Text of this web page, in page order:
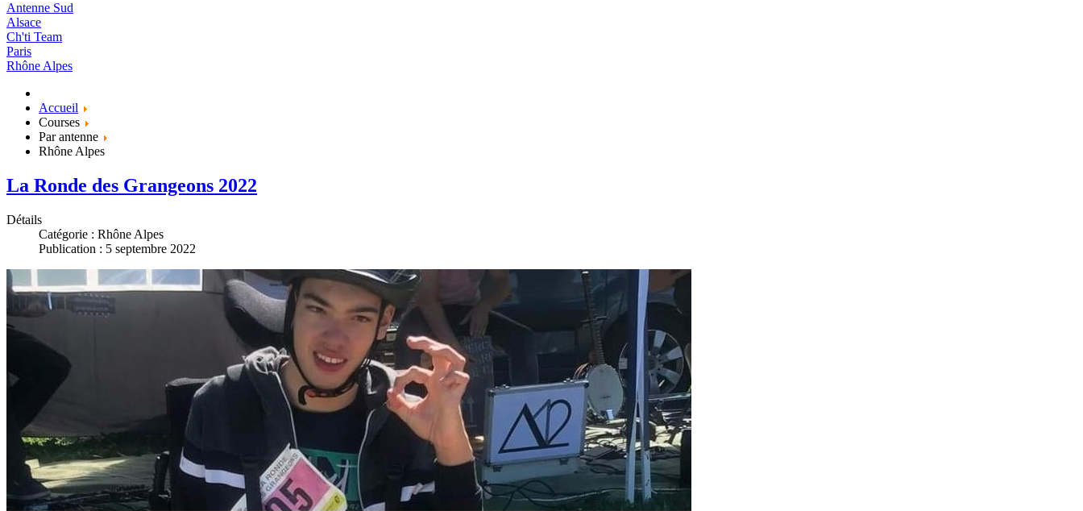
Antenne Sud
Alsace
Ch'ti Team
Paris
Rhône Alpes
Accueil
Courses
Par antenne
Rhône Alpes
La Ronde des Grangeons 2022
Détails
Catégorie : Rhône Alpes
Publication : 5 septembre 2022